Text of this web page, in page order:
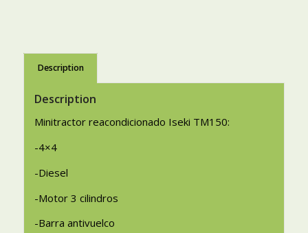
Description
Description
Minitractor reacondicionado Iseki TM150:
-4×4
-Diesel
-Motor 3 cilindros
-Barra antivuelco